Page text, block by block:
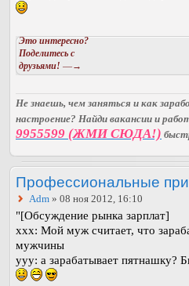
Это интересно?
Поделитесь с
друзьями! —→
Не знаешь, чем заняться и как
настроение? Найди вакансии и
9955599 (ЖМИ СЮДА!)
Профессиональные
Adm » 08 ноя 2012, 16:10
"[Обсуждение рынка зарплат]
xxx: Мой муж считает, что
мужчины
yyy: а зарабатывает пятнашку?